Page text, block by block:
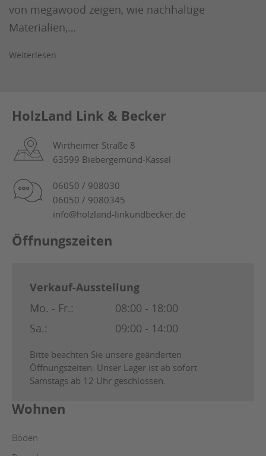
von megawood zeigen, wie nachhaltige
Materialien,…
Weiterlesen
HolzLand Link & Becker
Wirtheimer Straße 8
63599 Biebergemünd-Kassel
06050 / 908030
06050 / 9080345
info@holzland-linkundbecker.de
Öffnungszeiten
Verkauf-Ausstellung
Mo. - Fr.:
08:00 - 18:00
Sa.:
09:00 - 14:00
Bitte beachten Sie unsere geänderten
Öffnungszeiten: Unser Lager ist ab sofort
Samstags ab 12 Uhr geschlossen.
Wohnen
Böden